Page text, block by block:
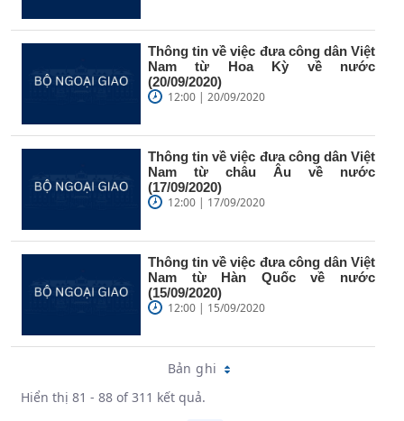
Thông tin về việc đưa công dân Việt
Nam từ Hoa Kỳ về nước
(20/09/2020)
12:00 | 20/09/2020
Thông tin về việc đưa công dân Việt
Nam từ châu Âu về nước
(17/09/2020)
12:00 | 17/09/2020
Thông tin về việc đưa công dân Việt
Nam từ Hàn Quốc về nước
(15/09/2020)
12:00 | 15/09/2020
Bản ghi
Hiển thị 81 - 88 of 311 kết quả.